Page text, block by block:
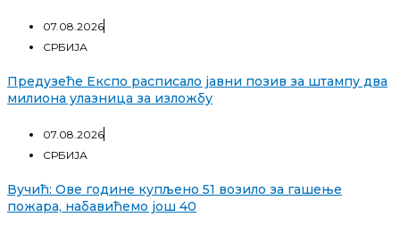
07.08.2026
СРБИЈА
Предузеће Експо расписало јавни позив за штампу два
милиона улазница за изложбу
07.08.2026
СРБИЈА
Вучић: Ове године купљено 51 возило за гашење
пожара, набавићемо још 40